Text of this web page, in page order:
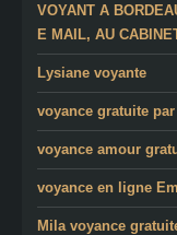
VOYANT A
E MAIL, AU
Lysiane voyante
voyance gratuite
voyance amour
voyance en ligne
Mila voyance